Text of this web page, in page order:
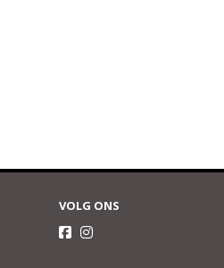
VOLG ONS